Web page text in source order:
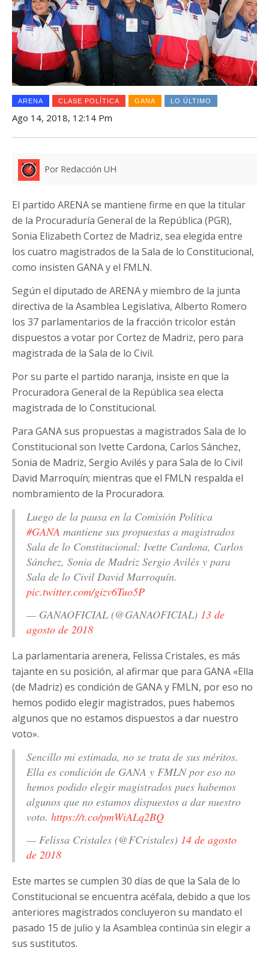
ARENA CLASE POLÍTICA GANA LO ÚLTIMO
Ago 14, 2018, 12:14 Pm
Por Redacción UH
El partido ARENA se mantiene firme en que la titular
de la Procuraduría General de la República (PGR),
Sonia Elizabeth Cortez de Madriz, sea elegida entre
los cuatro magistrados de la Sala de lo Constitucional,
como insisten GANA y el FMLN.
Según el diputado de ARENA y miembro de la junta
directiva de la Asamblea Legislativa, Alberto Romero
los 37 parlamentarios de la fracción tricolor están
dispuestos a votar por Cortez de Madriz, pero para
magistrada de la Sala de lo Civil.
Por su parte el partido naranja, insiste en que la
Procuradora General de la República sea electa
magistrada de lo Constitucional.
Para GANA sus propuestas a magistrados Sala de lo
Constitucional son Ivette Cardona, Carlos Sánchez,
Sonia de Madriz, Sergio Avilés y para Sala de lo Civil
David Marroquín; mientras que el FMLN respalda el
nombramiento de la Procuradora.
Luego de la pausa en la Comisión Política
#GANA mantiene sus propuestas a magistrados
Sala de lo Constitucional: Ivette Cardona, Carlos
Sánchez, Sonia de Madriz Sergio Avilés y para
Sala de lo Civil David Marroquín.
pic.twitter.com/gizv6Tuo5P
— GANAOFICIAL (@GANAOFICIAL) 13 de
agosto de 2018
La parlamentaria arenera, Felissa Cristales, es más
tajante en su posición, al afirmar que para GANA «Ella
(de Madriz) es condición de GANA y FMLN, por eso no
hemos podido elegir magistrados, pues habemos
algunos que no estamos dispuestos a dar nuestro
voto».
Sencillo mi estimada, no se trata de sus méritos.
Ella es condición de GANA y FMLN por eso no
hemos podido elegir magistrados pues habemos
algunos que no estamos dispuestos a dar nuestro
voto. https://t.co/pmWiALq2BQ
— Felissa Cristales (@FCristales) 14 de agosto
de 2018
Este martes se cumplen 30 días de que la Sala de lo
Constitucional se encuentra acéfala, debido a que los
anteriores magistrados concluyeron su mandato el
pasado 15 de julio y la Asamblea continúa sin elegir a
sus sustitutos.